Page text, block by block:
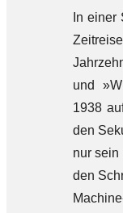
In
und
1938
den
nur
den